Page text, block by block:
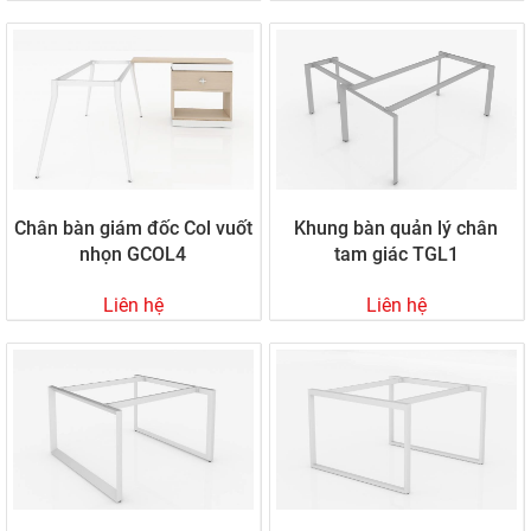
Nội thất Hòa Phát là cơ sở chuyên thiết kế và sản xuất, cung
cấp mẫu bàn ghế chấn sắt các loại cho cơ quan, cá nhân, nhà
phân phối, đơn vị thực hiện dự án văn phòng, nhà hàng, quán
Nội thất Hòa Phát mong muốn trở thành nhà cung cấp vật
dụng nội thất hàng đầu Việt Nam. Chúng tôi luôn đầu tư mở
chuyên nghiệp để đáp ứng nhu cầu thị trường ngày một nâng
cao.
Ngoài ra, nội thất Hòa Phát còn có nhiều ưu đãi, hậu mãi hấp
dẫn dành riêng cho khách hàng thân thiết, khách mua số
lượng lớn nhằm hợp tác lâu dài và bền vững.
Quy trình sản xuất chân sắt, khung sắt theo yêu
Chân bàn giám đốc Col vuốt
nhọn GCOL4
Liên hệ
Khung bàn quản lý chân
tam giác TGL1
Liên hệ